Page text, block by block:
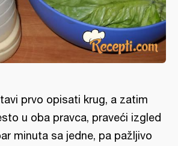
prvo opisati krug, a zatim
u oba pravca, praveći izgled
minuta sa jedne, pa pažljivo